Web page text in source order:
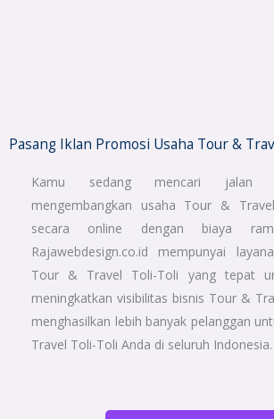
Pasang Iklan Promosi Usaha Tour &
Kamu sedang mencari jalan
mengembangkan usaha Tour &
secara online dengan biaya
Rajawebdesign.co.id mempunyai
Tour & Travel Toli-Toli yang tepat
meningkatkan visibilitas bisnis Tour &
menghasilkan lebih banyak pelanggan
Travel Toli-Toli Anda di seluruh Indonesia.